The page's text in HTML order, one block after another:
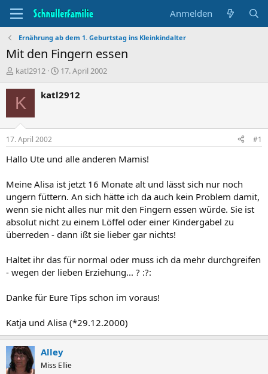
Anmelden
Ernährung ab dem 1. Geburtstag ins Kleinkindalter
Mit den Fingern essen
T
e
m
n
t
a
e
r
katl2912
B
g
a
t
17. April 2002
K katl2912
17. April 2002 #1
Hallo Ute und alle anderen Mamis!
Meine Alisa ist jetzt 16 Monate alt und lässt sich nur noch
ungern füttern. An sich hätte ich da auch kein Problem damit,
wenn sie nicht alles nur mit den Fingern essen würde. Sie ist
absolut nicht zu einem Löffel oder einer Kindergabel zu
überreden - dann ißt sie lieber gar nichts!
Haltet ihr das für normal oder muss ich da mehr durchgreifen
- wegen der lieben Erziehung... ? :?:
Danke für Eure Tips schon im voraus!
Katja und Alisa (*29.12.2000)
Alley
Miss Ellie